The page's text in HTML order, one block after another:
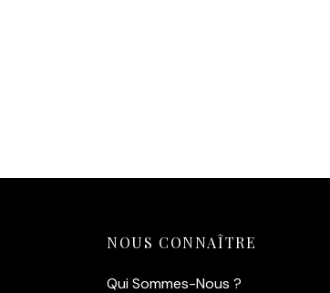
NOUS CONNAÎTRE
Qui Sommes-Nous ?